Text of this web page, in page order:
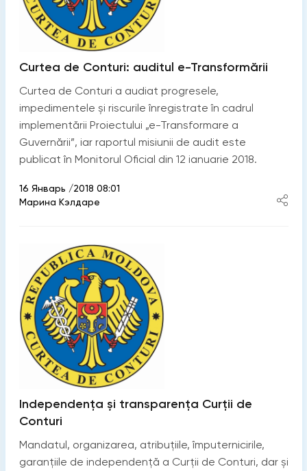
Curtea de Conturi: auditul e-Transformării
Curtea de Conturi a audiat progresele,
impedimentele și riscurile înregistrate în cadrul
implementării Proiectului „e-Transformare a
Guvernării”, iar raportul misiunii de audit este
publicat în Monitorul Oficial din 12 ianuarie 2018.
16 Январь /2018 08:01
Марина Кэлдаре
Independența și transparența Curții de
Conturi
Mandatul, organizarea, atribuțiile, împuternicirile,
garanțiile de independență a Curții de Conturi, dar și